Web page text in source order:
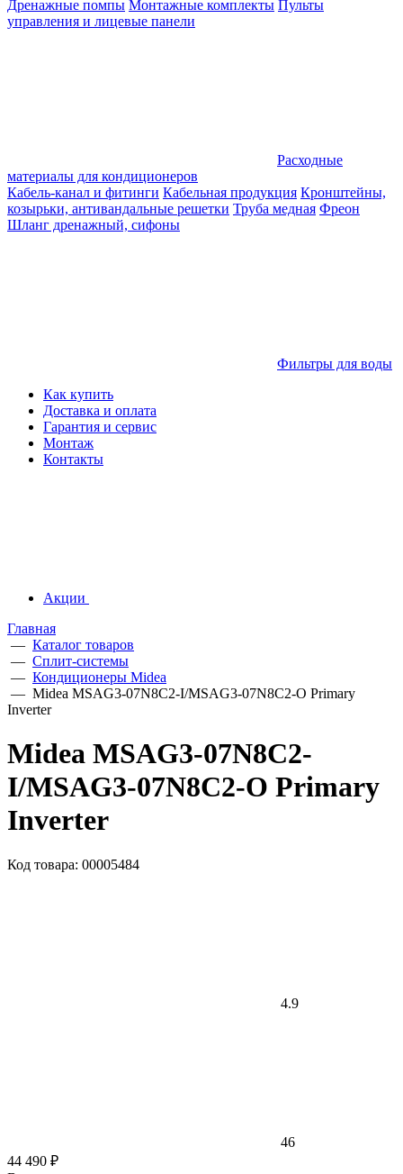
Дренажные помпы Монтажные комплекты Пульты
управления и лицевые панели
Расходные
материалы для кондиционеров
Кабель-канал и фитинги Кабельная продукция Кронштейны,
козырьки, антивандальные решетки Труба медная Фреон
Шланг дренажный, сифоны
Фильтры для воды
Как купить
Доставка и оплата
Гарантия и сервис
Монтаж
Контакты
Акции
Главная
— Каталог товаров
— Сплит-системы
— Кондиционеры Midea
— Midea MSAG3-07N8C2-I/MSAG3-07N8C2-O Primary
Inverter
Midea MSAG3-07N8C2-
I/MSAG3-07N8C2-O Primary
Inverter
Код товара: 00005484
4.9
46
44 490 ₽